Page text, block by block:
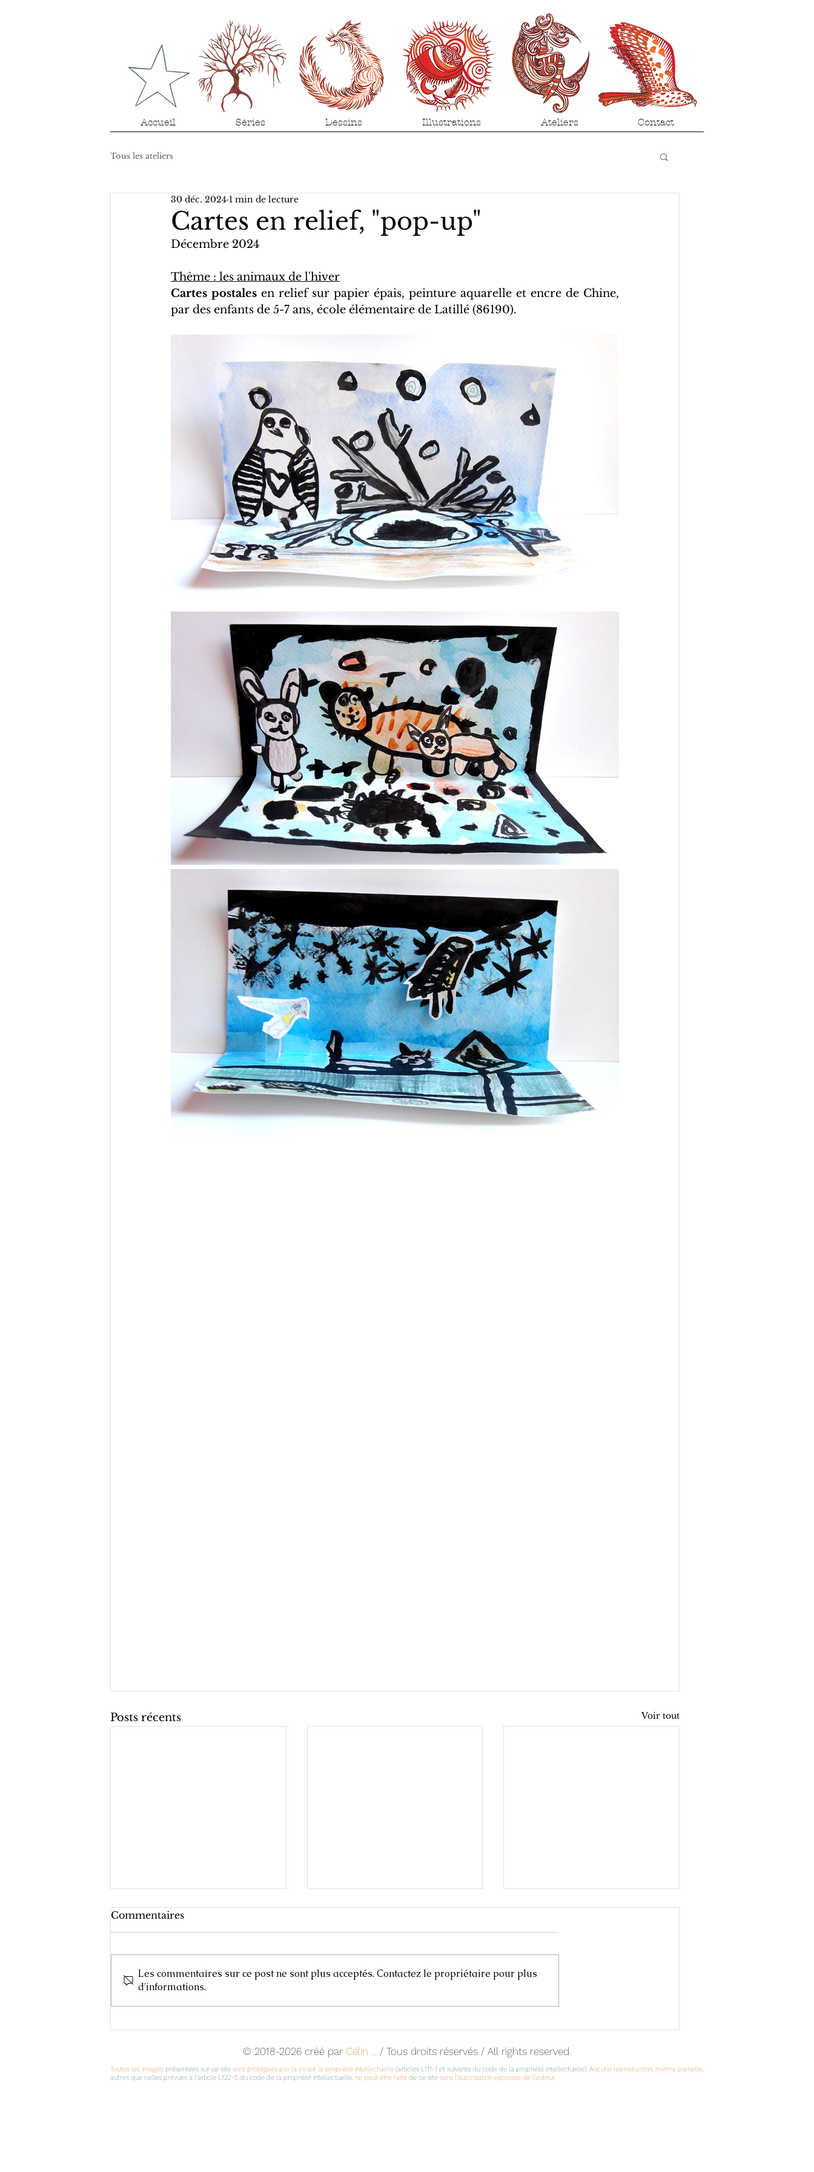
Tous les ateliers
Cartes en relief, "pop-up"
30 déc. 2024 1 min de lecture
Décembre 2024
Thème : les animaux de l'hiver
Cartes postales en relief sur papier épais, peinture aquarelle et encre de Chine,
par des enfants de 5-7 ans, école élémentaire de Latillé (86190).
Posts récents Voir tout
Cours d'Arts Plastiques,
Commentaires
Les commentaires sur ce post ne sont plus acceptés. Contactez le propriétaire pour plus
d'informations.
Accueil Séries Dessins Illustrations Ateliers Contact
© 2018-2026 créé par Célin ... / Tous droits réservés / All rights reserved
Toutes les images présentées sur ce site sont protégées par la loi sur la propriété intellectuelle (articles L111-1 et suivants du code de la propriété intellectuelle). Aucune reproduction, même partielle,
autres que celles prévues à l'article L122-5 du code de la propriété intellectuelle, ne peut être faite de ce site sans l'autorisation expresse de l'auteur.